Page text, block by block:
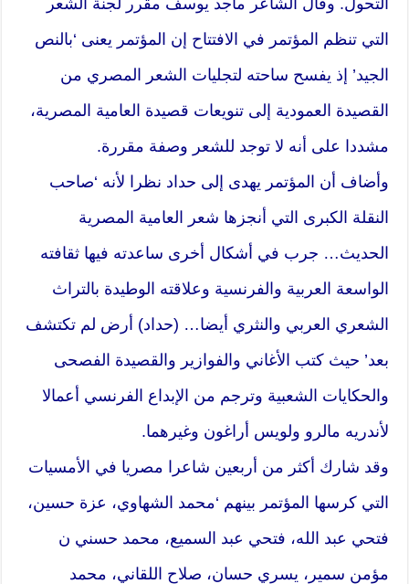
التي تنظم المؤتمر في الافتتاح إن المؤتمر يعنى ‘بالنص
الجيد’ إذ يفسح ساحته لتجليات الشعر المصري من
القصيدة العمودية إلى تنويعات قصيدة العامية المصرية،
مشددا على أنه لا توجد للشعر وصفة مقررة.
وأضاف أن المؤتمر يهدى إلى حداد نظرا لأنه ‘صاحب
النقلة الكبرى التي أنجزها شعر العامية المصرية
الحديث… جرب في أشكال أخرى ساعدته فيها ثقافته
الواسعة العربية والفرنسية وعلاقته الوطيدة بالتراث
الشعري العربي والنثري أيضا… (حداد) أرض لم تكتشف
بعد’ حيث كتب الأغاني والفوازير والقصيدة الفصحى
والحكايات الشعبية وترجم من الإبداع الفرنسي أعمالا
لأندريه مالرو ولويس أراغون وغيرهما.
وقد شارك أكثر من أربعين شاعرا مصريا في الأمسيات
التي كرسها المؤتمر بينهم ‘محمد الشهاوي، عزة حسين،
فتحي عبد الله، فتحي عبد السميع، محمد حسني ن
مؤمن سمير، يسري حسان، صلاح اللقاني، محمد